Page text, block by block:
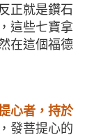
正就是鑽石
這些七寶拿
在這個福德
心者，持於
發菩提心的